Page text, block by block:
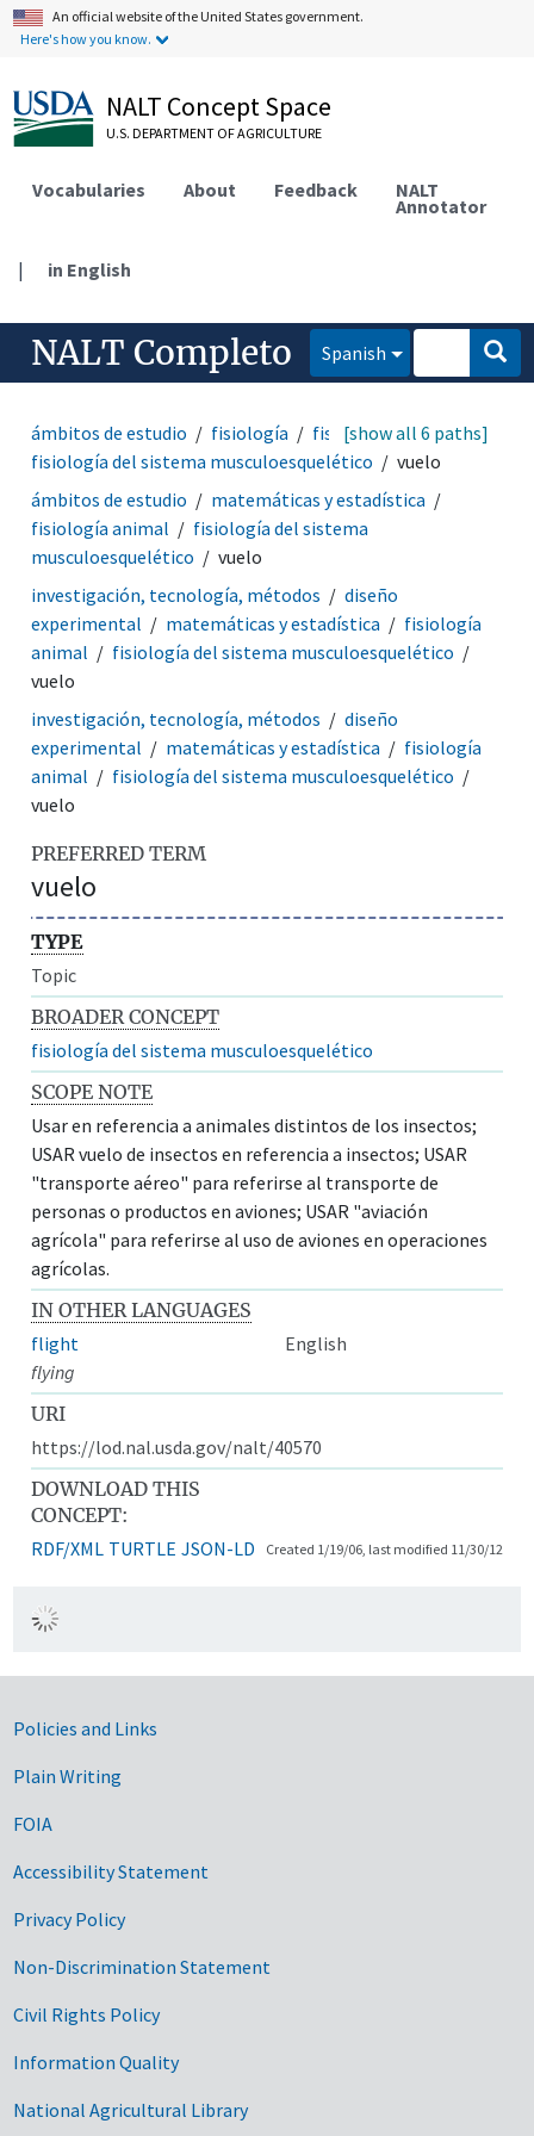
An official website of the United States government.
Here's how you know.
NALT Concept Space
U.S. DEPARTMENT OF AGRICULTURE
Vocabularies About Feedback NALT
Annotator
| in English
NALT Completo Spanish
ámbitos de estudio fisiología
fisiología animal
fisiología del sistema musculoesquelético
vuelo
[show all 6 paths]
ámbitos de estudio
matemáticas y estadística
fisiología animal
fisiología del sistema
musculoesquelético
vuelo
investigación, tecnología, métodos
diseño
experimental
matemáticas y estadística
fisiología
animal
fisiología del sistema musculoesquelético
vuelo
investigación, tecnología, métodos
diseño
experimental
matemáticas y estadística
fisiología
animal
fisiología del sistema musculoesquelético
vuelo
PREFERRED TERM
vuelo
TYPE
Topic
BROADER CONCEPT
fisiología del sistema musculoesquelético
SCOPE NOTE
Usar en referencia a animales distintos de los insectos;
USAR vuelo de insectos en referencia a insectos; USAR
"transporte aéreo" para referirse al transporte de
personas o productos en aviones; USAR "aviación
agrícola" para referirse al uso de aviones en operaciones
agrícolas.
IN OTHER LANGUAGES
flight
English
flying
URI
https://lod.nal.usda.gov/nalt/40570
DOWNLOAD THIS
CONCEPT:
RDF/XML TURTLE JSON-LD Created 1/19/06, last modified 11/30/12
Government Links
Policies and Links
Plain Writing
FOIA
Accessibility Statement
Privacy Policy
Non-Discrimination Statement
Civil Rights Policy
Information Quality
National Agricultural Library